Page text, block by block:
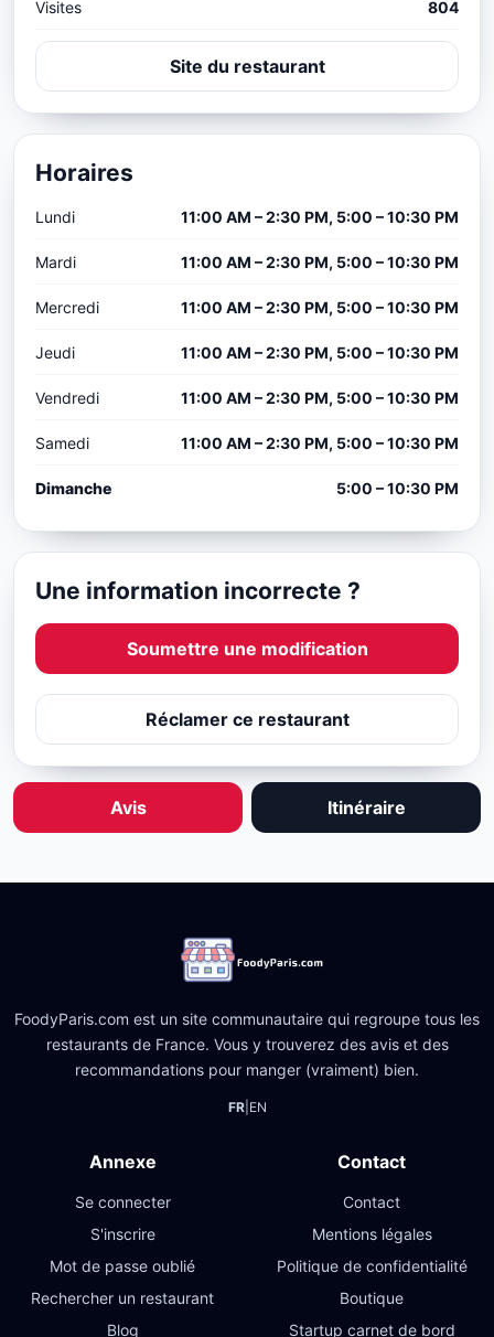
Visites 804
Site du restaurant
Horaires
Lundi 11:00 AM – 2:30 PM, 5:00 – 10:30 PM
Mardi 11:00 AM – 2:30 PM, 5:00 – 10:30 PM
Mercredi 11:00 AM – 2:30 PM, 5:00 – 10:30 PM
Jeudi 11:00 AM – 2:30 PM, 5:00 – 10:30 PM
Vendredi 11:00 AM – 2:30 PM, 5:00 – 10:30 PM
Samedi 11:00 AM – 2:30 PM, 5:00 – 10:30 PM
Dimanche 5:00 – 10:30 PM
Une information incorrecte ?
Soumettre une modification
Réclamer ce restaurant
Avis Itinéraire
FoodyParis.com est un site communautaire qui regroupe tous les
restaurants de France. Vous y trouverez des avis et des
recommandations pour manger (vraiment) bien.
FR| EN
Annexe
Se connecter
S'inscrire
Mot de passe oublié
Rechercher un restaurant
Blog
Contact
Contact
Mentions légales
Politique de confidentialité
Boutique
Startup carnet de bord